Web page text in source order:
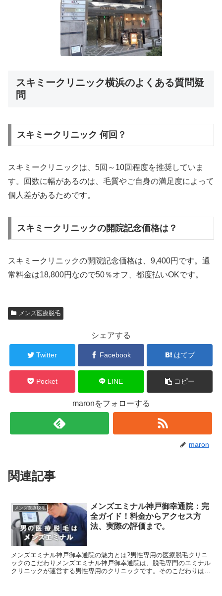
スキミークリニック横浜のよくある質問疑
問
スキミークリニック 何回？
スキミークリニックは、5回～10回程度を推奨していま
す。回数に幅があるのは、毛質やご自身の満足度によって
個人差があるためです。
スキミークリニックの開院記念価格は？
スキミークリニックの開院記念価格は、9,400円です。通
常料金は18,800円なので50％オフ、都度払いOKです。
メンズ医療脱毛
シェアする
Twitter Facebook はてブ
Pocket LINE コピー
maronをフォローする
maron
関連記事
メンズ医療脱毛
メンズエミナル神戸御幸通院：完
全ガイド！料金からアクセス方
法、実際の評価まで。
メンズエミナル神戸御幸通院の魅力とは?男性専用の医療脱毛クリニ
ックのこだわりメンズエミナル神戸御幸通院は、脱毛専門のエミナル
クリニックが運営する男性専用のクリニックです。そのこだわりは以